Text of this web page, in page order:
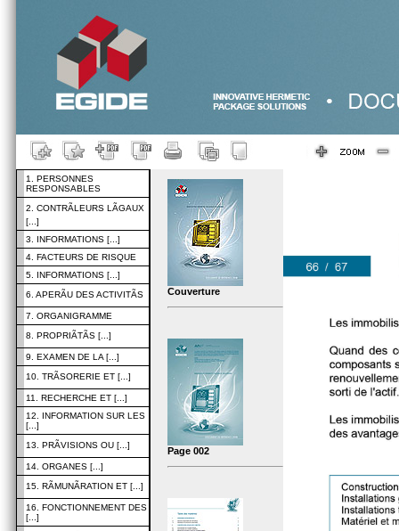
1. PERSONNES
RESPONSABLES
2. CONTRÃLEURS LÃGAUX
[...]
3. INFORMATIONS [...]
4. FACTEURS DE RISQUE
5. INFORMATIONS [...]
6. APERÃU DES ACTIVITÃS
7. ORGANIGRAMME
8. PROPRIÃTÃS [...]
9. EXAMEN DE LA [...]
10. TRÃSORERIE ET [...]
11. RECHERCHE ET [...]
12. INFORMATION SUR LES
[...]
13. PRÃVISIONS OU [...]
14. ORGANES [...]
15. RÃMUNÃRATION ET [...]
16. FONCTIONNEMENT DES
[...]
Couverture
Page 002